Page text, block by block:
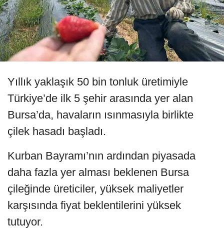
Yıllık yaklaşık 50 bin tonluk üretimiyle
Türkiye’de ilk 5 şehir arasında yer alan
Bursa’da, havaların ısınmasıyla birlikte
çilek hasadı başladı.
Kurban Bayramı’nın ardından piyasada
daha fazla yer alması beklenen Bursa
çileğinde üreticiler, yüksek maliyetler
karşısında fiyat beklentilerini yüksek
tutuyor.